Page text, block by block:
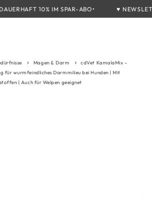
10% IM SPAR-ABO• ♥️
Magen & Darm
cdVet KamalaMix –
für wurmfeindliches Darmmilieu bei Hunden | Mit
| Auch für Welpen geeignet